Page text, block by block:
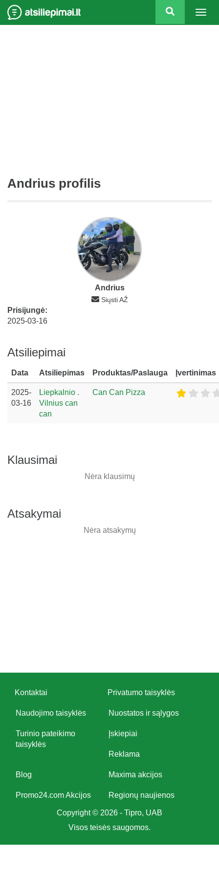
Andrius profilis
Andrius
Siųsti AŽ
Prisijungė:
2025-03-16
Atsiliepimai
Data Atsiliepimas Produktas/Paslauga Įvertinimas
2025-
03-16
Liepkalnio .
Vilnius can
can
Can Can Pizza
Klausimai
Nėra klausimų
Atsakymai
Nėra atsakymų
Kontaktai Privatumo taisyklės
Naudojimo taisyklės Nuostatos ir sąlygos
Turinio pateikimo
taisyklės
Įskiepiai
Reklama
Blog Maxima akcijos
Promo24.com Akcijos Regionų naujienos
Copyright © 2026 - Tipro, UAB
Visos teisės saugomos.